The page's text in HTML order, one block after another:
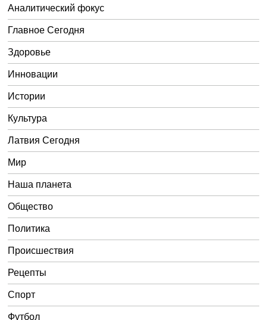
Аналитический фокус
Главное Сегодня
Здоровье
Инновации
Истории
Культура
Латвия Сегодня
Мир
Наша планета
Общество
Политика
Происшествия
Рецепты
Спорт
Футбол